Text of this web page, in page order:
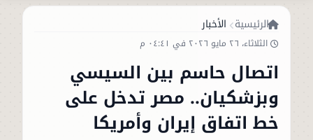
الرئيسية الأخبار
الثلاثاء، ٢٦ مايو ٢٠٢٦ في ٠٤:٤١ م
اتصال حاسم بين السيسي
وبزشكيان.. مصر تدخل على
خط اتفاق إيران وأمريكا